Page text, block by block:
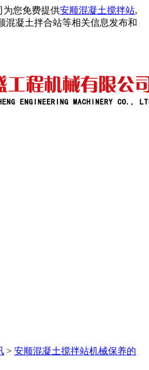
为您免费提供安顺混凝土搅拌站,
混凝土拌合站等相关信息发布和
> 安顺混凝土搅拌站机械保养的